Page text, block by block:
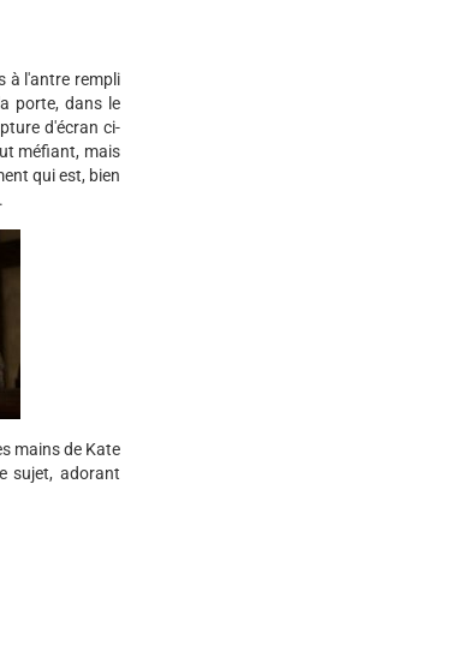
à l'antre rempli
porte, dans le
d'écran ci-
méfiant, mais
qui est, bien
mains de Kate
sujet, adorant